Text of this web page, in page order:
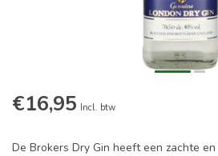
€16,95 Incl. btw
De Brokers Dry Gin heeft een zachte